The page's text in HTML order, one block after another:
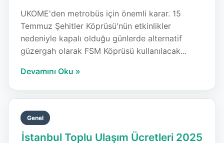
UKOME'den metrobüs için önemli karar. 15
Temmuz Şehitler Köprüsü'nün etkinlikler
nedeniyle kapalı olduğu günlerde alternatif
güzergah olarak FSM Köprüsü kullanılacak...
Devamını Oku »
Genel
İstanbul Toplu Ulaşım Ücretleri 2025